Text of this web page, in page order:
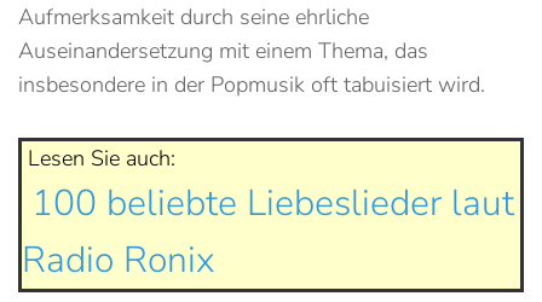
Aufmerksamkeit durch seine ehrliche
Auseinandersetzung mit einem Thema, das
insbesondere in der Popmusik oft tabuisiert wird.
Lesen Sie auch:
100 beliebte Liebeslieder laut
Radio Ronix